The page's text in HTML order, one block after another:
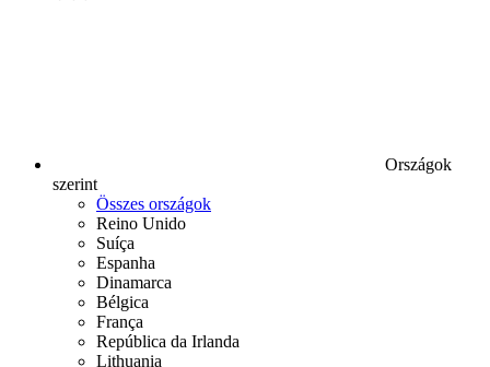
Országok
szerint
Összes országok
Reino Unido
Suíça
Espanha
Dinamarca
Bélgica
França
República da Irlanda
Lithuania